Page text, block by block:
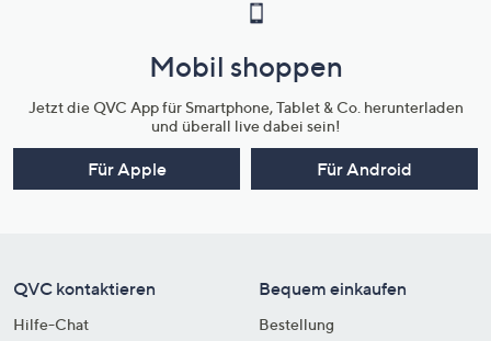
Mobil shoppen
Jetzt die QVC App für Smartphone, Tablet & Co. herunterladen
und überall live dabei sein!
Für Apple Für Android
QVC kontaktieren
Hilfe-Chat
Bequem einkaufen
Bestellung